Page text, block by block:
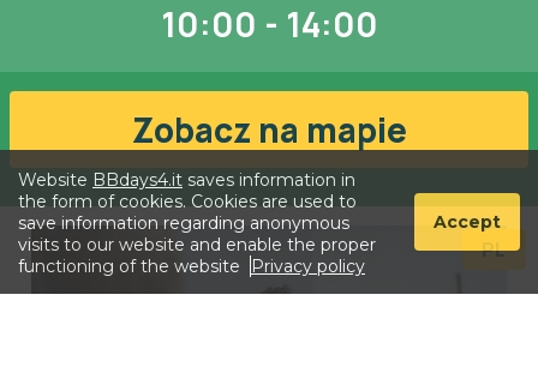
PL
10:00 - 14:00
Zobacz na mapie
Website BBdays4.it saves information in
the form of cookies. Cookies are used to
save information regarding anonymous
visits to our website and enable the proper
functioning of the website
Privacy policy
Accept